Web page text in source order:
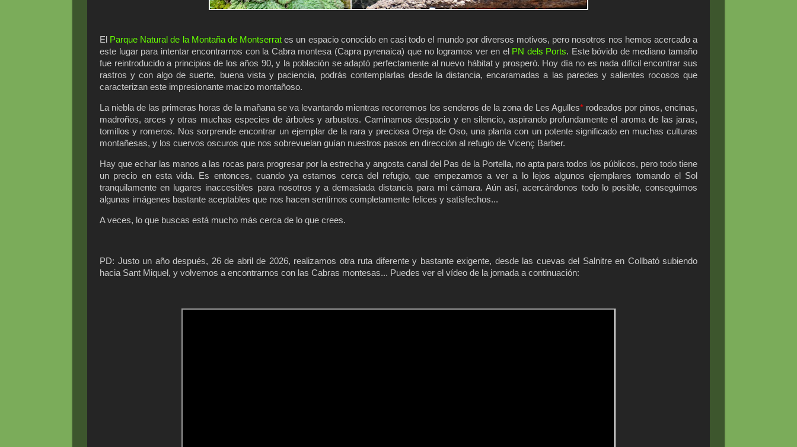
El Parque Natural de la Montaña de Montserrat es un espacio conocido en casi todo el mundo por diversos motivos, pero nosotros nos hemos acercado a
este lugar para intentar encontrarnos con la Cabra montesa (Capra pyrenaica) que no logramos ver en el PN dels Ports. Este bóvido de mediano tamaño
fue reintroducido a principios de los años 90, y la población se adaptó perfectamente al nuevo hábitat y prosperó. Hoy día no es nada difícil encontrar sus
rastros y con algo de suerte, buena vista y paciencia, podrás contemplarlas desde la distancia, encaramadas a las paredes y salientes rocosos que
caracterizan este impresionante macizo montañoso.
La niebla de las primeras horas de la mañana se va levantando mientras recorremos los senderos de la zona de Les Agulles* rodeados por pinos, encinas,
madroños, arces y otras muchas especies de árboles y arbustos. Caminamos despacio y en silencio, aspirando profundamente el aroma de las jaras,
tomillos y romeros. Nos sorprende encontrar un ejemplar de la rara y preciosa Oreja de Oso, una planta con un potente significado en muchas culturas
montañesas, y los cuervos oscuros que nos sobrevuelan guían nuestros pasos en dirección al refugio de Vicenç Barber.
Hay que echar las manos a las rocas para progresar por la estrecha y angosta canal del Pas de la Portella, no apta para todos los públicos, pero todo tiene
un precio en esta vida. Es entonces, cuando ya estamos cerca del refugio, que empezamos a ver a lo lejos algunos ejemplares tomando el Sol
tranquilamente en lugares inaccesibles para nosotros y a demasiada distancia para mi cámara. Aún así, acercándonos todo lo posible, conseguimos
algunas imágenes bastante aceptables que nos hacen sentirnos completamente felices y satisfechos...
A veces, lo que buscas está mucho más cerca de lo que crees.
PD: Justo un año después, 26 de abril de 2026, realizamos otra ruta diferente y bastante exigente, desde las cuevas del Salnitre en Collbató subiendo
hacia Sant Miquel, y volvemos a encontrarnos con las Cabras montesas... Puedes ver el vídeo de la jornada a continuación: